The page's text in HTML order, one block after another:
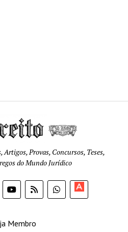
Artigos, Provas, Concursos, Teses,
do Mundo Jurídico
Membro